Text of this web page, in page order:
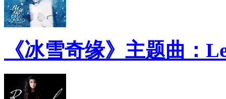
《冰雪奇缘》主题曲：